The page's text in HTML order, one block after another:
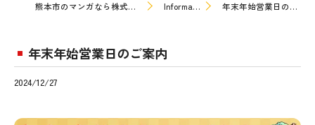
熊本市のマンガなら株式会社C&G Information 年末年始営業日のご案内
年末年始営業日のご案内
2024/12/27